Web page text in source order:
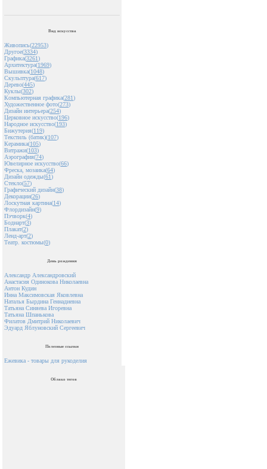
Вид искусства
Живопись(22953)
Другое(3334)
Графика(3261)
Архитектура(1969)
Вышивка(1048)
Скульптура(617)
Дерево(445)
Куклы(302)
Компьютерная графика(281)
Художественное фото(273)
Дизайн интерьера(254)
Церковное искусство(196)
Народное искусство(193)
Бижутерия(119)
Текстиль (батик)(107)
Керамика(105)
Витражи(103)
Аэрография(74)
Ювелирное искусство(66)
Фреска, мозаика(64)
Дизайн одежды(61)
Стекло(57)
Графический дизайн(38)
Декорации(26)
Лоскутная картина(14)
Флордизайн(9)
Пэчворк(4)
Бодиарт(3)
Плакат(2)
Ленд-арт(2)
Театр. костюмы(0)
День рождения
Александр Александровский
Анастасия Одинокова Николаевна
Антон Кудин
Инна Максимовская Яковлевна
Наталья Бырдина Геннадиевна
Татьяна Синяева Игоревна
Татьяна Шпанькова
Филатов Дмитрий Николаевич
Эдуард Яблуновский Сергеевич
Полезные ссылки
Ежевика - товары для рукоделия
Облако тегов